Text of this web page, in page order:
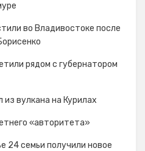
во Владивостоке после
рядом с губернатором
вулкана на Курилах
«авторитета»
24 семьи получили новое